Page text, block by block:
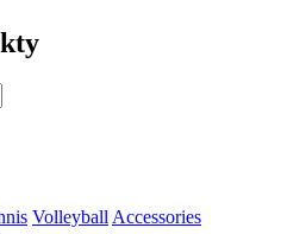
Volleyball Accessories